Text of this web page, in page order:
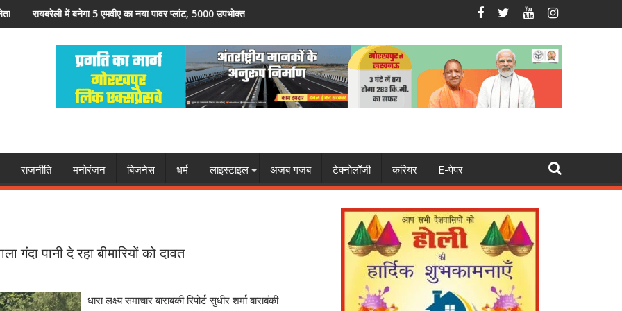
प्लांट, 5000 उपभोक्ताओं को मिलेगी राहतमंदिरों में गूंजा कलश वंदन, समरसता का संदेश लेकर निकले भाजपाई । नहर में फिर मिला अधेड़ का शव, मचा हड़कंप
राजनीति मनोरंजन बिजनेस धर्म लाइस्टाइल अजब गजब टेक्नोलॉजी करियर E-पेपर
पानी दे रहा बीमारियों को दावत
धारा लक्ष्य समाचार बाराबंकी रिपोर्ट सुधीर शर्मा बाराबंकी